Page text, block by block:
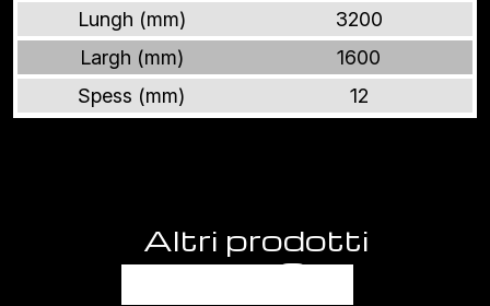
Lungh (mm)
3200
Largh (mm)
1600
Spess (mm)
12
Altri prodotti
BALANCE